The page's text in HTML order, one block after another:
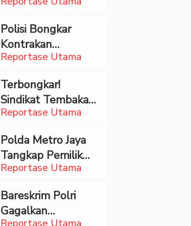
Surabaya,
Madina Ditangkap
Bareskrim
Reportase Utama
Polisi Bongkar
Kontrakan
Penyimpan 27,96
Reportase Utama
Terbongkar!
Sindikat Tembakau
Sintetis Bermodus
di Jaksel
Reportase Utama
Polda Metro Jaya
Tangkap Pemilik
Akun TikTok
Hoaks Ajakan
Demo Turunkan
Reportase Utama
Bareskrim Polri
Gagalkan